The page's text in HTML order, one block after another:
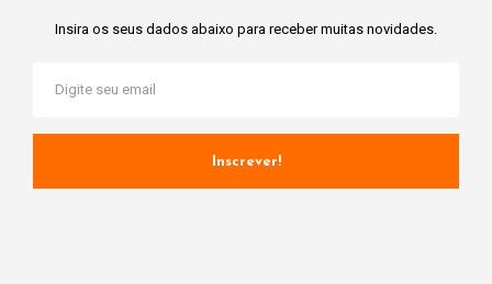
Insira os seus dados abaixo para receber muitas novidades.
Inscrever!